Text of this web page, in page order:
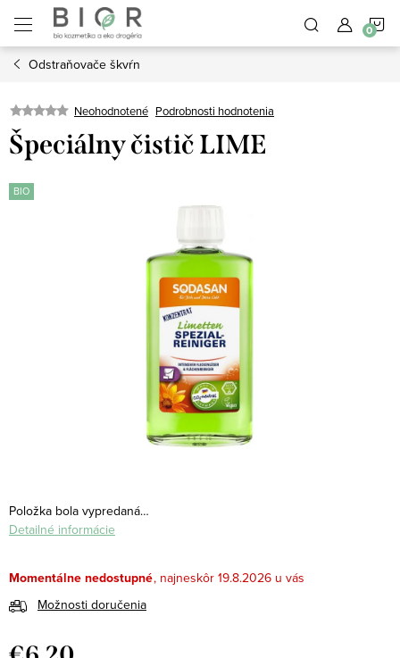
obsah
Odstraňovače škvŕn
Neohodnotené Podrobnosti hodnotenia
Špeciálny čistič LIME
BIO
Položka bola vypredaná…
Detailné informácie
Momentálne nedostupné
19.8.2026
Možnosti doručenia